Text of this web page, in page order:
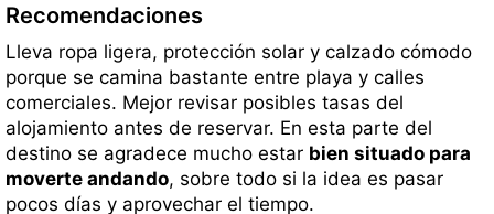
Recomendaciones
Lleva ropa ligera, protección solar y calzado cómodo
porque se camina bastante entre playa y calles
comerciales. Mejor revisar posibles tasas del
alojamiento antes de reservar. En esta parte del
destino se agradece mucho estar bien situado para
moverte andando, sobre todo si la idea es pasar
pocos días y aprovechar el tiempo.